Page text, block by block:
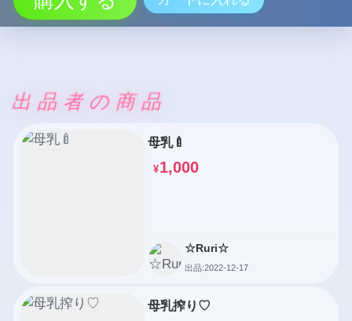
出品者の商品
母乳🍼
¥1,000
☆Ruri☆
出品:2022-12-17
母乳搾り♡